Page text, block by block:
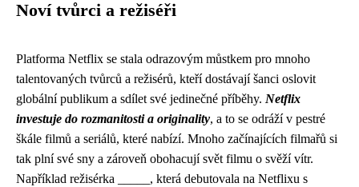
Noví tvůrci a režiséři
Platforma Netflix se stala odrazovým můstkem pro mnoho
talentovaných tvůrců a režisérů, kteří dostávají šanci oslovit
globální publikum a sdílet své jedinečné příběhy. Netflix
investuje do rozmanitosti a originality, a to se odráží v pestré
škále filmů a seriálů, které nabízí. Mnoho začínajících filmařů si
tak plní své sny a zároveň obohacují svět filmu o svěží vítr.
Například režisérka _____, která debutovala na Netflixu s